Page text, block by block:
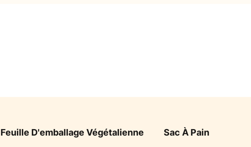
Feuille D'emballage Végétalienne Sac À Pain